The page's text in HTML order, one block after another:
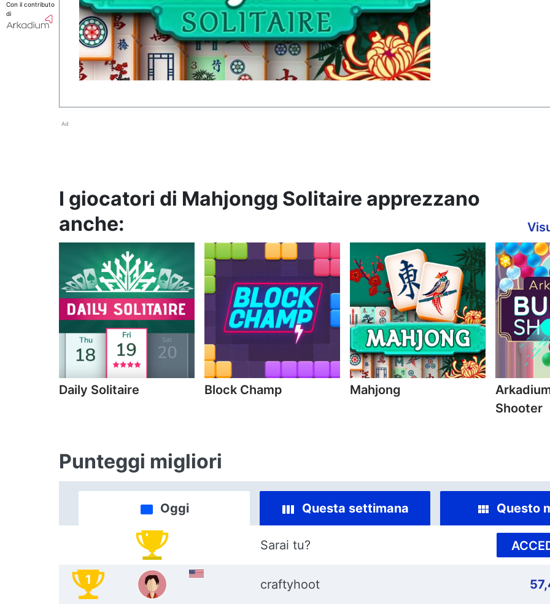
Con il contributo
di
Ad
I giocatori di Mahjongg Solitaire apprezzano
anche:
Daily Solitaire Block Champ Mahjong
Shooter
Punteggi migliori
Oggi Questa settimana Questo
Sarai tu?
1 craftyhoot